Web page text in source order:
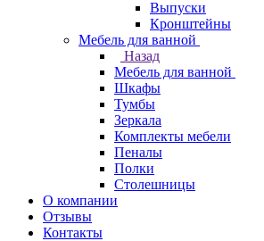
Выпуски
Кронштейны
Мебель для ванной
Назад
Мебель для ванной
Шкафы
Тумбы
Зеркала
Комплекты мебели
Пеналы
Полки
Столешницы
О компании
Отзывы
Контакты